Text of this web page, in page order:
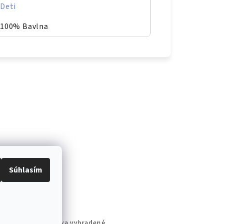
Súhlasím
Deti
100% Bavlna